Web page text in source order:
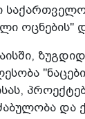
ოცნების"
და